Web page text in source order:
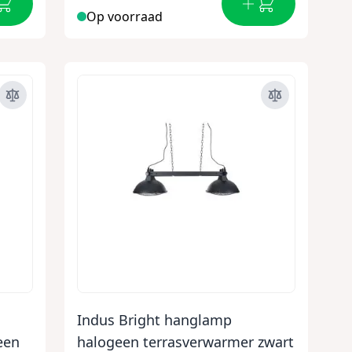
Op voorraad
Indus Bright hanglamp
halogeen terrasverwarmer zwart